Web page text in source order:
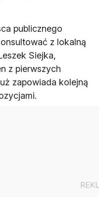
publicznego
z lokalną
Siejka,
z pierwszych
zapowiada kolejną